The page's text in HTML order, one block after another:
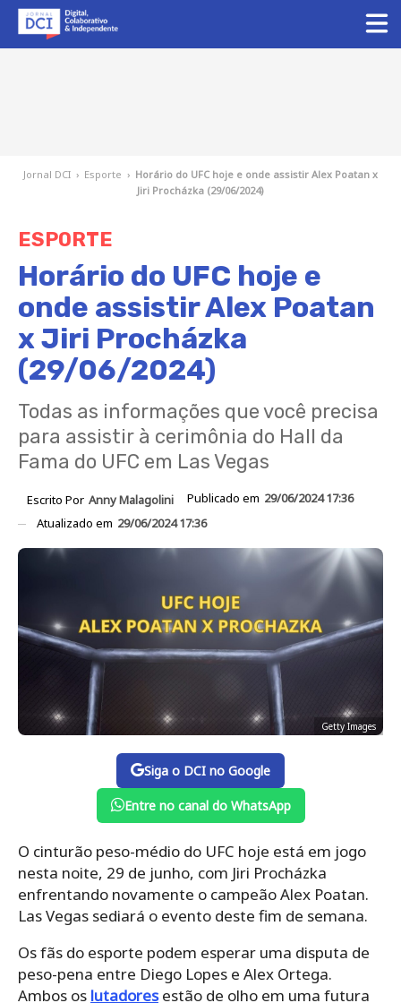
Jornal DCI › Esporte › Horário do UFC hoje e onde assistir Alex Poatan x
Jiri Procházka (29/06/2024)
ESPORTE
Horário do UFC hoje e
onde assistir Alex Poatan
x Jiri Procházka
(29/06/2024)
Todas as informações que você precisa
para assistir à cerimônia do Hall da
Fama do UFC em Las Vegas
Escrito Por Anny Malagolini Publicado em 29/06/2024 17:36
Atualizado em 29/06/2024 17:36
Getty Images
Siga o DCI no Google
Entre no canal do WhatsApp
O cinturão peso-médio ​​do UFC hoje está em jogo
nesta noite, 29 de junho, com Jiri Procházka
enfrentando novamente o campeão Alex Poatan.
Las Vegas sediará o evento deste fim de semana.
Os fãs do esporte podem esperar uma disputa de
peso-pena entre Diego Lopes e Alex Ortega.
Ambos os lutadoresestão de olho em uma futura